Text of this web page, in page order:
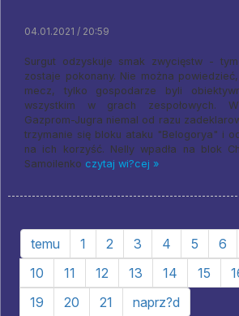
04.01.2021 / 20:59
Surgut odzyskuje smak zwycięstw - tym
zostaje pokonany. Nie można
mecz, tylko gospodarze byli
wszystkim w grach zespołowych.
Gazprom-Jugra niemal od razu
trzymanie się bloku ataku "Belogorya" i
na ich korzyść. Nelly wpadła na blok
Samoilenko czytaj wi?cej »
temu 1 2 3 4 5 6
10
11 12 13 14 15
19
20 21 naprz?d